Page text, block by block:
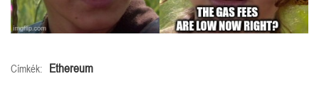
Címkék: Ethereum